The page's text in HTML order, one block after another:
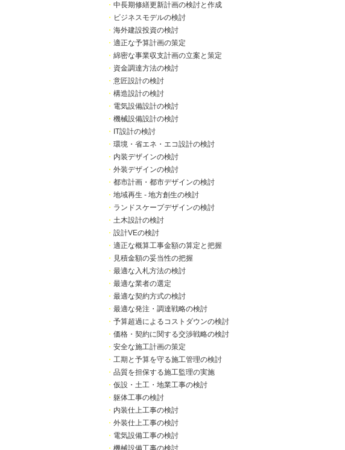
・ 中長期修繕更新計画の検討と作成
・ ビジネスモデルの検討
・ 海外建設投資の検討
・ 適正な予算計画の策定
・ 綿密な事業収支計画の立案と策定
・ 資金調達方法の検討
・ 意匠設計の検討
・ 構造設計の検討
・ 電気設備設計の検討
・ 機械設備設計の検討
・ IT設計の検討
・ 環境・省エネ・エコ設計の検討
・ 内装デザインの検討
・ 外装デザインの検討
・ 都市計画・都市デザインの検討
・ 地域再生 - 地方創生の検討
・ ランドスケープデザインの検討
・ 土木設計の検討
・ 設計VEの検討
・ 適正な概算工事金額の算定と把握
・ 見積金額の妥当性の把握
・ 最適な入札方法の検討
・ 最適な業者の選定
・ 最適な契約方式の検討
・ 最適な発注・調達戦略の検討
・ 予算超過によるコストダウンの検討
・ 価格・契約に関する交渉戦略の検討
・ 安全な施工計画の策定
・ 工期と予算を守る施工管理の検討
・ 品質を担保する施工監理の実施
・ 仮設・土工・地業工事の検討
・ 躯体工事の検討
・ 内装仕上工事の検討
・ 外装仕上工事の検討
・ 電気設備工事の検討
・ 機械設備工事の検討